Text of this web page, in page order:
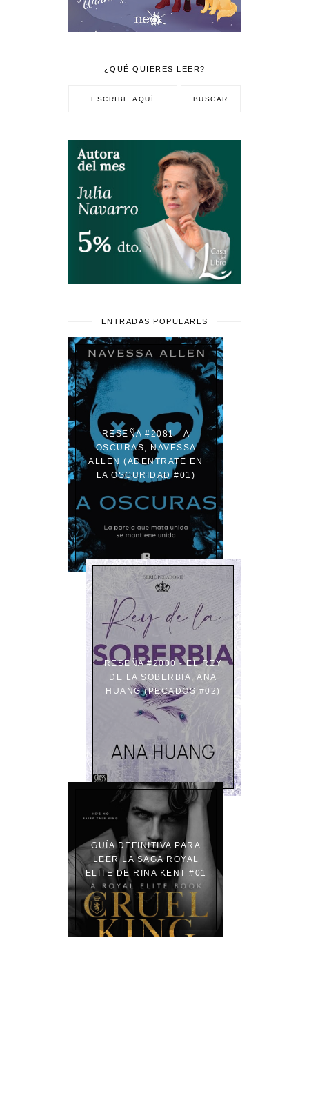
¿QUÉ QUIERES LEER?
ENTRADAS POPULARES
RESEÑA #2081 - A
OSCURAS, NAVESSA
ALLEN (ADENTRATE EN
LA OSCURIDAD #01)
RESEÑA #2000 - EL REY
DE LA SOBERBIA, ANA
HUANG (PECADOS #02)
GUÍA DEFINITIVA PARA
LEER LA SAGA ROYAL
ELITE DE RINA KENT #01